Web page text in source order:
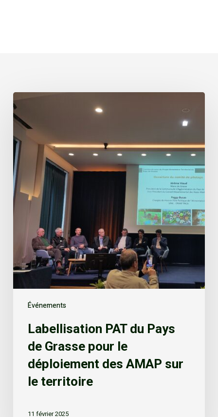
Événements
Labellisation PAT du Pays
de Grasse pour le
déploiement des AMAP sur
le territoire
11 février 2025